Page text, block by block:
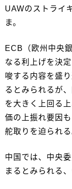
UAWのストライ
ま。
ECB（欧州中央
なる利上げを決
唆する内容を盛
るとみられるが
を大きく上回る
価の上振れ要因
舵取りを迫られる
中国では、中央
まるとみられる